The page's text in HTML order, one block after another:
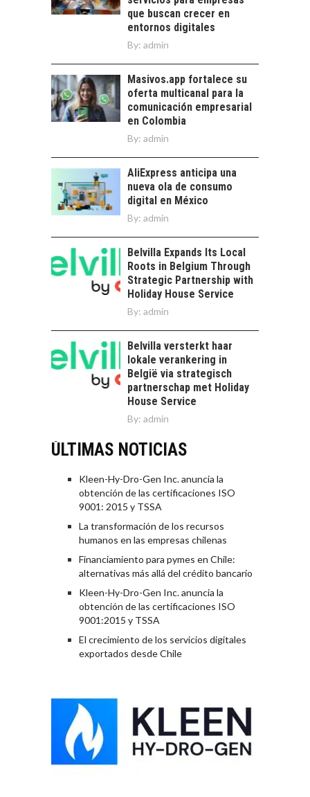
ATACAMA:
OPORTUNIDADES
PARA EL
DESARROLLO LOCAL
Atacama: Motor
Estratégico para el
Desarrollo Turístico…
que buscan crecer en
entornos digitales
By: admin
Masivos.app fortalece su
oferta multicanal para la
comunicación empresarial
en Colombia
By: admin
AliExpress anticipa una
nueva ola de consumo
digital en México
By: admin
Belvilla Expands Its Local
Roots in Belgium Through
Strategic Partnership with
Holiday House Service
By: admin
Belvilla versterkt haar
lokale verankering in
België via strategisch
partnerschap met Holiday
House Service
By: admin
ÚLTIMAS NOTICIAS
Kleen-Hy-Dro-Gen Inc. anuncia la
obtención de las certificaciones ISO
9001: 2015 y TSSA
La transformación de los recursos
humanos en las empresas chilenas
Financiamiento para pymes en Chile:
alternativas más allá del crédito bancario
Kleen-Hy-Dro-Gen Inc. anuncia la
obtención de las certificaciones ISO
9001:2015 y TSSA
El crecimiento de los servicios digitales
exportados desde Chile